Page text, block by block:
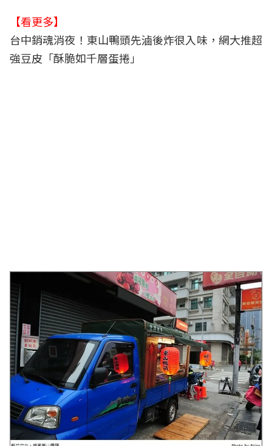
【看更多】
台中銷魂消夜！東山鴨頭先滷後炸很入味，網大推超
強豆皮「酥脆如千層蛋捲」